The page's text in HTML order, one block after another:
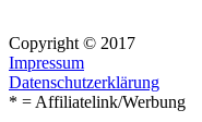
Copyright © 2017
Impressum
Datenschutzerklärung
* = Affiliatelink/Werbung